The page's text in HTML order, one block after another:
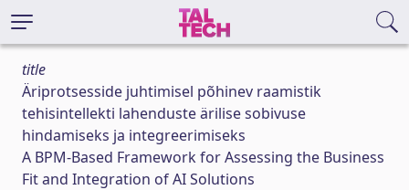
title
Äriprotsesside juhtimisel põhinev raamistik
tehisintellekti lahenduste ärilise sobivuse
hindamiseks ja integreerimiseks
A BPM-Based Framework for Assessing the Business
Fit and Integration of AI Solutions